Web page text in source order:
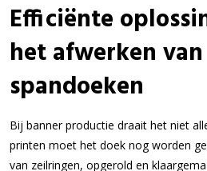
Efficiënte
het afwerken
spandoeken
Bij banner productie draait het niet
printen moet het doek nog worden
van zeilringen, opgerold en